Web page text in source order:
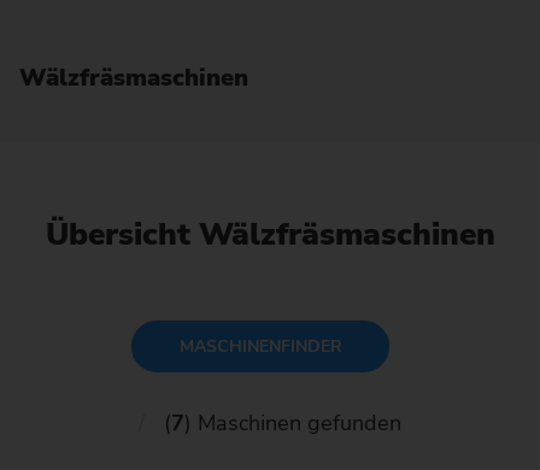
Wälzfräs­maschinen
Übersicht Wälzfräsmaschinen
MASCHINENFINDER
(7) Maschinen gefunden